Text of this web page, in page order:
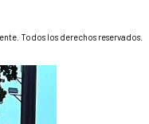
Todos los derechos reservados.